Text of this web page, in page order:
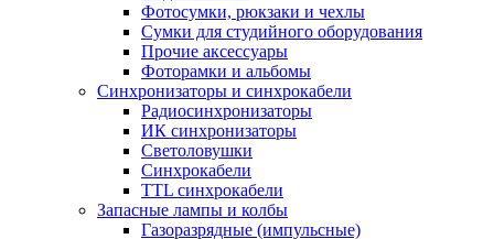
Фотосумки, рюкзаки и чехлы
Сумки для студийного оборудования
Прочие аксессуары
Фоторамки и альбомы
Синхронизаторы и синхрокабели
Радиосинхронизаторы
ИК синхронизаторы
Светоловушки
Синхрокабели
TTL синхрокабели
Запасные лампы и колбы
Газоразрядные (импульсные)